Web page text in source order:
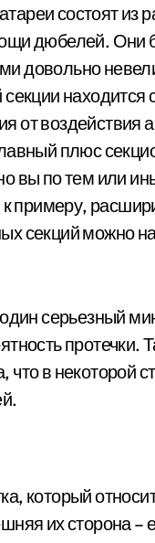
состоят
дюбелей. Они
находится
воздействия
плюс
вы по тем или
примеру,
секций можно
серьезный
в некоторой
который
их сторона